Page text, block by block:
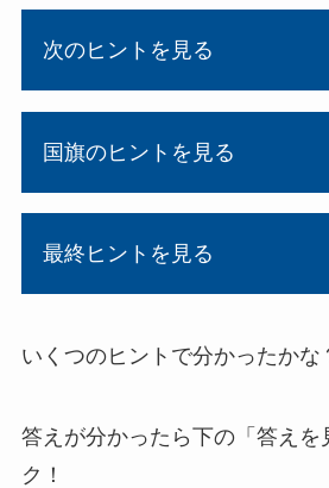
次のヒントを見る
国旗のヒントを見る
最終ヒントを見る
いくつのヒントで分かったかな
答えが分かったら下の「答えを
ク！